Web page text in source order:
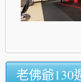
老佛爺130